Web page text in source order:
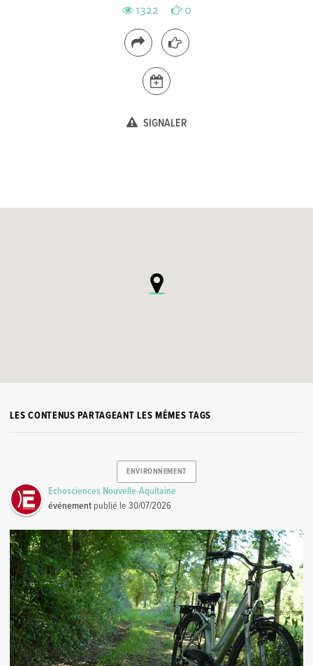
1322 0
SIGNALER
LES CONTENUS PARTAGEANT LES MÊMES TAGS
ENVIRONNEMENT
Echosciences Nouvelle-Aquitaine
événement publié le30/07/2026